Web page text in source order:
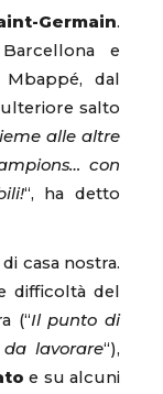
Germain.
e
Mbappé, dal
salto
alle altre
con
“, ha detto
casa nostra.
difficoltà del
(“Il punto di
lavorare“),
e su alcuni